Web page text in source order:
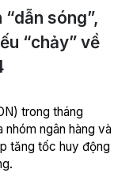
sóng”,
“chảy” về
trong tháng
ngân hàng và
tăng tốc huy động